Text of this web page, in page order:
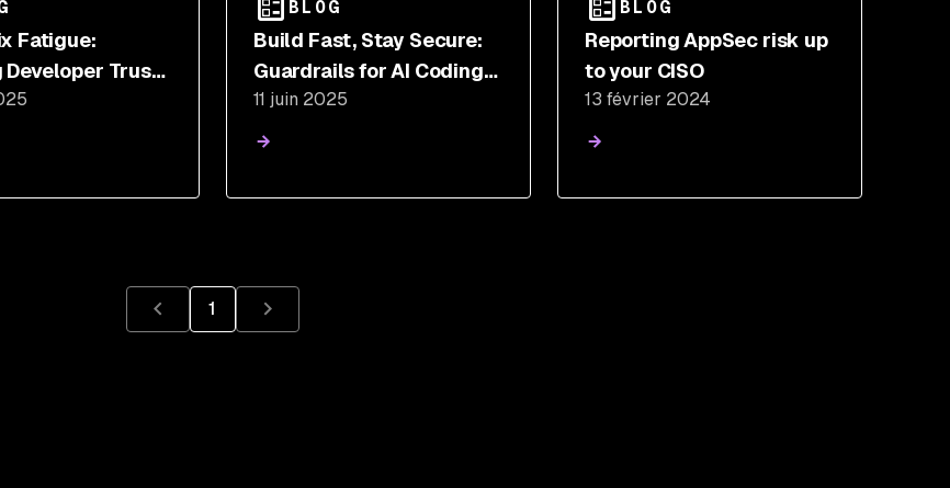
Fatigue:
Developer Trust
AI Code
BLOG
Build Fast, Stay Secure:
Guardrails for AI Coding
Assistants
11 juin 2025
BLOG
Reporting AppSec risk up
to your CISO
13 février 2024
1